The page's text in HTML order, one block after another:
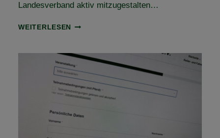
Landesverband aktiv mitzugestalten…
WEITERLESEN
BALD